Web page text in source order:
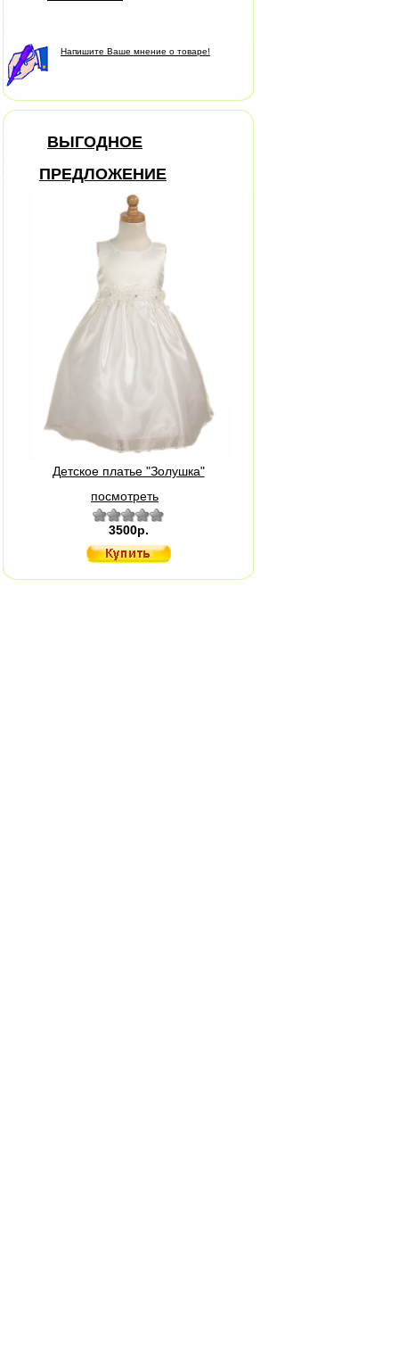
Напишите Ваше мнение о товаре!
ВЫГОДНОЕ
ПРЕДЛОЖЕНИЕ
Детское платье "Золушка"
посмотреть
3500р.